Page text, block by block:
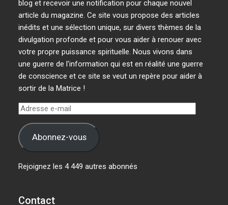
blog et recevoir une notification pour chaque nouvel
article du magazine. Ce site vous propose des articles
inédits et une sélection unique, sur divers thèmes de la
divulgation profonde et pour vous aider à renouer avec
votre propre puissance spirituelle. Nous vivons dans
une guerre de l'information qui est en réalité une guerre
de conscience et ce site se veut un repère pour aider à
sortir de la Matrice !
Adresse
mail Abonnez-vous
Rejoignez les 4 449 autres abonnés
Contact